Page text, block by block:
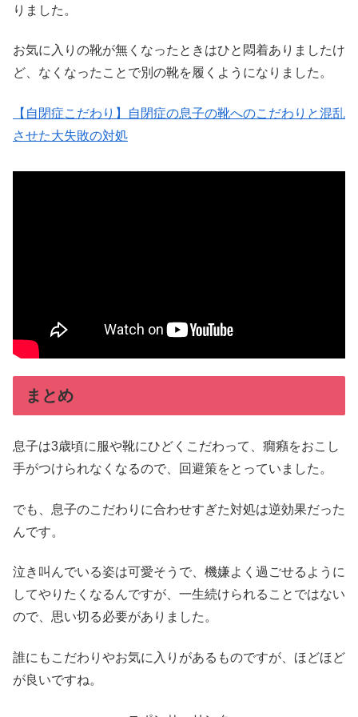
りました。
お気に入りの靴が無くなったときはひと悶着ありましたけ
ど、なくなったことで別の靴を履くようになりました。
【自閉症こだわり】自閉症の息子の靴へのこだわりと混乱
させた大失敗の対処
まとめ
息子は3歳頃に服や靴にひどくこだわって、癇癪をおこし
手がつけられなくなるので、回避策をとっていました。
でも、息子のこだわりに合わせすぎた対処は逆効果だった
んです。
泣き叫んでいる姿は可愛そうで、機嫌よく過ごせるように
してやりたくなるんですが、一生続けられることではない
ので、思い切る必要がありました。
誰にもこだわりやお気に入りがあるものですが、ほどほど
が良いですね。